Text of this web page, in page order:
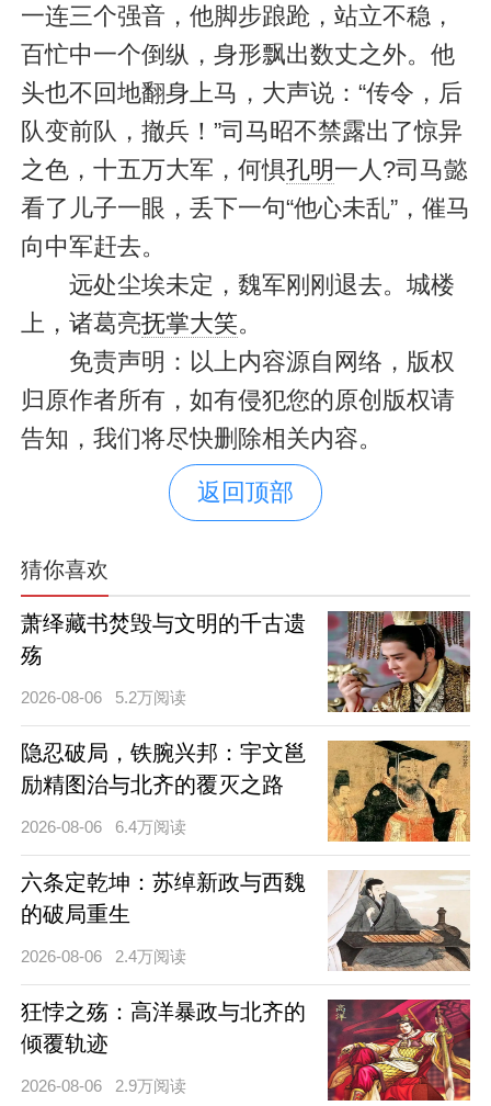
一连三个强音，他脚步踉跄，站立不稳，
百忙中一个倒纵，身形飘出数丈之外。他
头也不回地翻身上马，大声说：“传令，后
队变前队，撤兵！”司马昭不禁露出了惊异
之色，十五万大军，何惧孔明一人?司马懿
看了儿子一眼，丢下一句“他心未乱”，催马
向中军赶去。
远处尘埃未定，魏军刚刚退去。城楼
上，诸葛亮抚掌大笑。
免责声明：以上内容源自网络，版权
归原作者所有，如有侵犯您的原创版权请
告知，我们将尽快删除相关内容。
返回顶部
猜你喜欢
萧绎藏书焚毁与文明的千古遗
殇
2026-08-06 5.2万阅读
隐忍破局，铁腕兴邦：宇文邕
励精图治与北齐的覆灭之路
2026-08-06 6.4万阅读
六条定乾坤：苏绰新政与西魏
的破局重生
2026-08-06 2.4万阅读
狂悖之殇：高洋暴政与北齐的
倾覆轨迹
2026-08-06 2.9万阅读